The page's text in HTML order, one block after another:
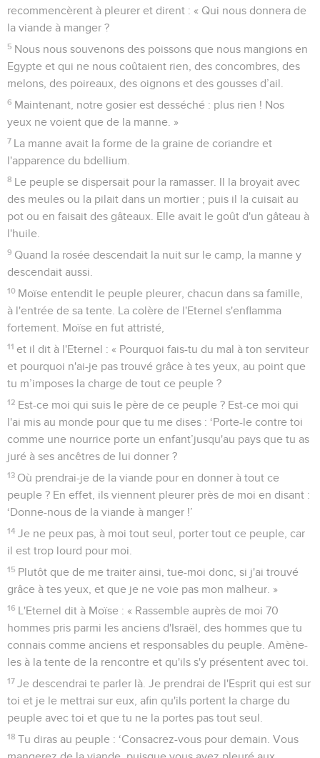
recommencèrent à pleurer et dirent : « Qui nous donnera de
la viande à manger ?
5 Nous nous souvenons des poissons que nous mangions en
Egypte et qui ne nous coûtaient rien, des concombres, des
melons, des poireaux, des oignons et des gousses d’ail.
6 Maintenant, notre gosier est desséché : plus rien ! Nos
yeux ne voient que de la manne. »
7 La manne avait la forme de la graine de coriandre et
l'apparence du bdellium.
8 Le peuple se dispersait pour la ramasser. Il la broyait avec
des meules ou la pilait dans un mortier ; puis il la cuisait au
pot ou en faisait des gâteaux. Elle avait le goût d'un gâteau à
l'huile.
9 Quand la rosée descendait la nuit sur le camp, la manne y
descendait aussi.
10 Moïse entendit le peuple pleurer, chacun dans sa famille,
à l'entrée de sa tente. La colère de l'Eternel s'enflamma
fortement. Moïse en fut attristé,
11 et il dit à l'Eternel : « Pourquoi fais-tu du mal à ton serviteur
et pourquoi n'ai-je pas trouvé grâce à tes yeux, au point que
tu m’imposes la charge de tout ce peuple ?
12 Est-ce moi qui suis le père de ce peuple ? Est-ce moi qui
l'ai mis au monde pour que tu me dises : ‘Porte-le contre toi
comme une nourrice porte un enfant’jusqu'au pays que tu as
juré à ses ancêtres de lui donner ?
13 Où prendrai-je de la viande pour en donner à tout ce
peuple ? En effet, ils viennent pleurer près de moi en disant :
‘Donne-nous de la viande à manger !’
14 Je ne peux pas, à moi tout seul, porter tout ce peuple, car
il est trop lourd pour moi.
15 Plutôt que de me traiter ainsi, tue-moi donc, si j'ai trouvé
grâce à tes yeux, et que je ne voie pas mon malheur. »
16 L'Eternel dit à Moïse : « Rassemble auprès de moi 70
hommes pris parmi les anciens d'Israël, des hommes que tu
connais comme anciens et responsables du peuple. Amène-
les à la tente de la rencontre et qu'ils s'y présentent avec toi.
17 Je descendrai te parler là. Je prendrai de l'Esprit qui est sur
toi et je le mettrai sur eux, afin qu'ils portent la charge du
peuple avec toi et que tu ne la portes pas tout seul.
18 Tu diras au peuple : ‘Consacrez-vous pour demain. Vous